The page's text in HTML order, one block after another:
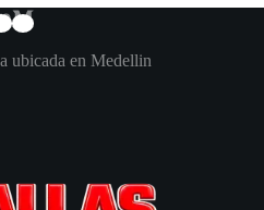
ubicada en Medellin